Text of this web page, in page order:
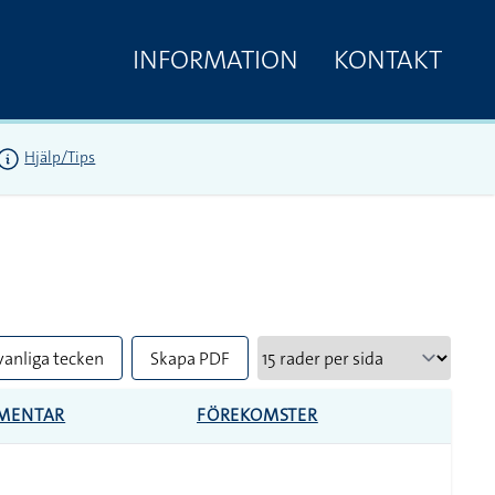
INFORMATION KONTAKT
Hjälp/Tips
tecken Skapa PDF
FÖREKOMSTER